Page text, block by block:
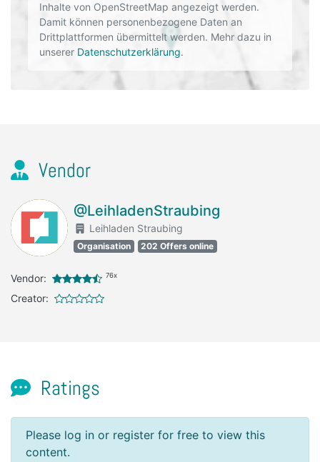
Inhalte von OpenStreetMap angezeigt werden.
Damit können personenbezogene Daten an
Drittplattformen übermittelt werden. Mehr dazu in
unserer Datenschutzerklärung.
Vendor
@LeihladenStraubing
Leihladen Straubing
Organisation 202 Offers online
Vendor: 76x
Creator:
Ratings
Please log in or register for free to view this
content.